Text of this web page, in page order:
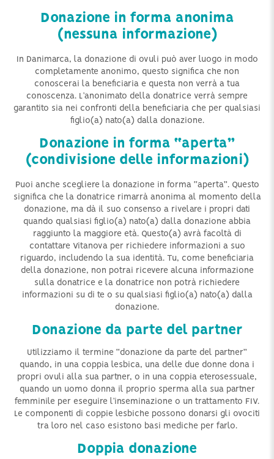
Donazione in forma anonima
(nessuna informazione)
In Danimarca, la donazione di ovuli può aver luogo in modo
completamente anonimo, questo significa che non
conoscerai la beneficiaria e questa non verrà a tua
conoscenza. L’anonimato della donatrice verrà sempre
garantito sia nei confronti della beneficiaria che per qualsiasi
figlio(a) nato(a) dalla donazione.
Donazione in forma “aperta”
(condivisione delle informazioni)
Puoi anche scegliere la donazione in forma “aperta”. Questo
significa che la donatrice rimarrà anonima al momento della
donazione, ma dà il suo consenso a rivelare i propri dati
quando qualsiasi figlio(a) nato(a) dalla donazione abbia
raggiunto la maggiore età. Questo(a) avrà facoltà di
contattare Vitanova per richiedere informazioni a suo
riguardo, includendo la sua identità. Tu, come beneficiaria
della donazione, non potrai ricevere alcuna informazione
sulla donatrice e la donatrice non potrà richiedere
informazioni su di te o su qualsiasi figlio(a) nato(a) dalla
donazione.
Donazione da parte del partner
Utilizziamo il termine “donazione da parte del partner”
quando, in una coppia lesbica, una delle due donne dona i
propri ovuli alla sua partner, o in una coppia eterosessuale,
quando un uomo donna il proprio sperma alla sua partner
femminile per eseguire l’inseminazione o un trattamento FIV.
Le componenti di coppie lesbiche possono donarsi gli ovociti
tra loro nel caso esistono basi mediche per farlo.
Doppia donazione